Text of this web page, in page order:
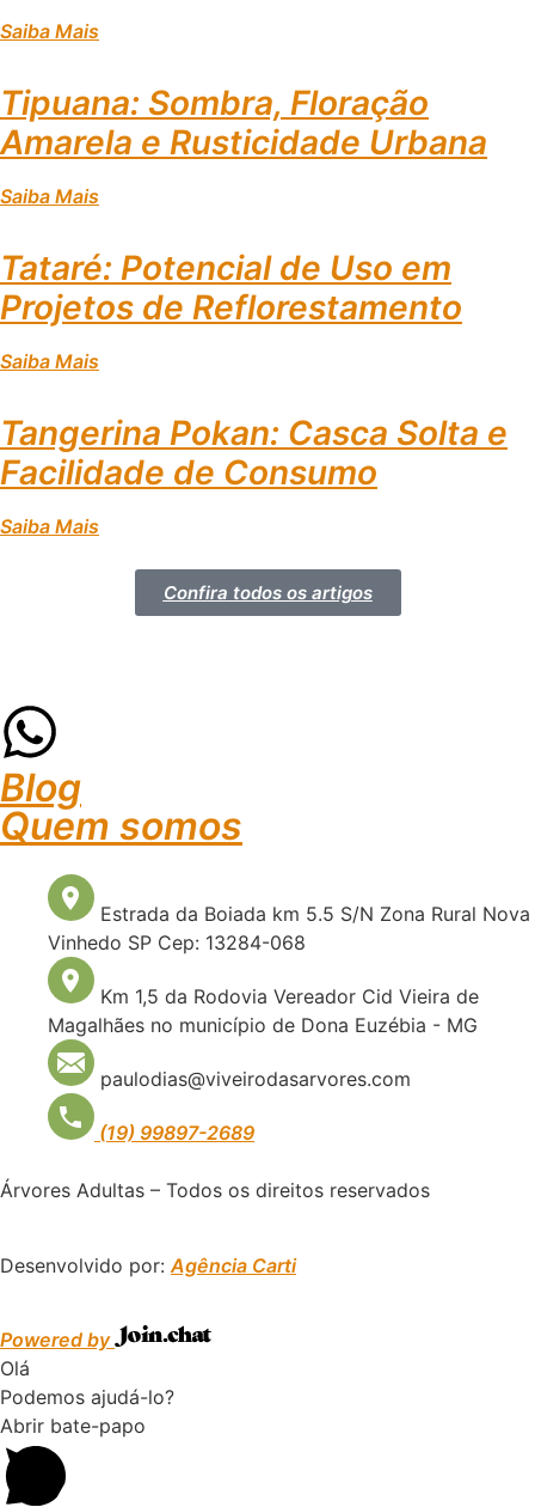
Saiba Mais
Tipuana: Sombra, Floração
Amarela e Rusticidade Urbana
Saiba Mais
Tataré: Potencial de Uso em
Projetos de Reflorestamento
Saiba Mais
Tangerina Pokan: Casca Solta e
Facilidade de Consumo
Saiba Mais
Confira todos os artigos
Blog
Quem somos
Estrada da Boiada km 5.5 S/N Zona Rural Nova
Vinhedo SP Cep: 13284-068
Km 1,5 da Rodovia Vereador Cid Vieira de
Magalhães no município de Dona Euzébia - MG
paulodias@viveirodasarvores.com
(19) 99897-2689
Árvores Adultas – Todos os direitos reservados
Desenvolvido por: Agência Carti
Powered by
Olá
Podemos ajudá-lo?
Abrir bate-papo